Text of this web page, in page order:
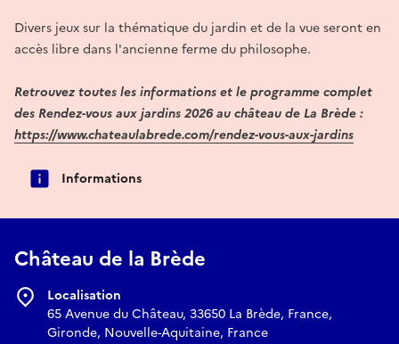
Divers jeux sur la thématique du jardin et de la vue seront en
accès libre dans l'ancienne ferme du philosophe.
Retrouvez toutes les informations et le programme complet
des Rendez-vous aux jardins 2026 au château de La Brède :
https://www.chateaulabrede.com/rendez-vous-aux-jardins
Informations
Château de la Brède
Localisation
65 Avenue du Château, 33650 La Brède, France,
Gironde, Nouvelle-Aquitaine, France